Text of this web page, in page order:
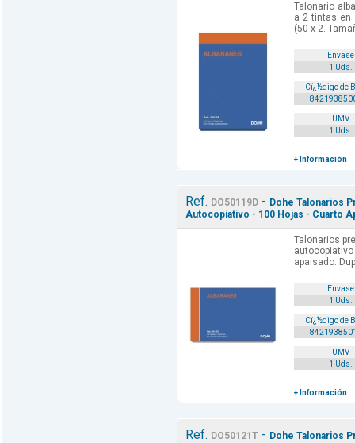
Talonario
a 2 tintas en
(50 x 2.
Envase
1 Uds.
Cï¿½digo de
UMV
1 Uds.
+ Información
Ref. DO50119D- Dohe Talonarios
Autocopiativo - 100 Hojas - Cuarto
Talonarios
apaisado.
Envase
1 Uds.
Cï¿½digo de
UMV
1 Uds.
+ Información
Ref. DO50121T- Dohe Talonarios